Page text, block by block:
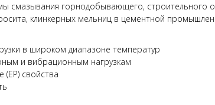
смазывания горнодобывающего, строительного
клинкерных мельниц в цементной
в широком диапазоне температур
и вибрационным нагрузкам
(ЕР) свойства